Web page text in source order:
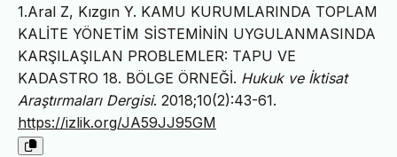
1.Aral Z, Kızgın Y. KAMU KURUMLARINDA TOPLAM
KALİTE YÖNETİM SİSTEMİNİN UYGULANMASINDA
KARŞILAŞILAN PROBLEMLER: TAPU VE
KADASTRO 18. BÖLGE ÖRNEĞİ. Hukuk ve İktisat
Araştırmaları Dergisi. 2018;10(2):43-61.
https://izlik.org/JA59JJ95GM